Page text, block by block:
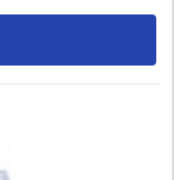
e
cada tipo de